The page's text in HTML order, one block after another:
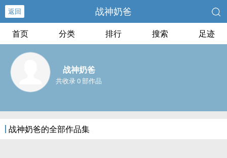
返回 战神奶爸
首页 分类 排行 搜索 足迹
战神奶爸
共收录 0 部作品
战神奶爸的全部作品集